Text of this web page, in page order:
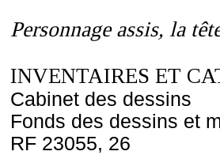
Personnage assis, la
INVENTAIRES ET
Cabinet des dessins
Fonds des dessins et
RF 23055, 26